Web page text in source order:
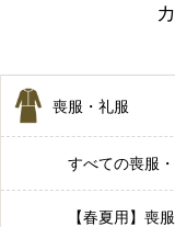
喪服・礼服
すべての喪服
【春夏用】喪